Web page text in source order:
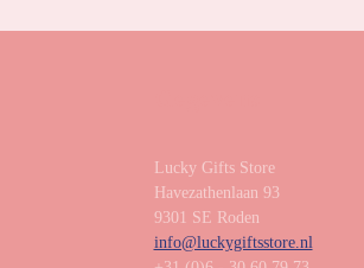
Lucky Gifts Store
Havezathenlaan 93
9301 SE Roden
info@luckygiftsstore.nl